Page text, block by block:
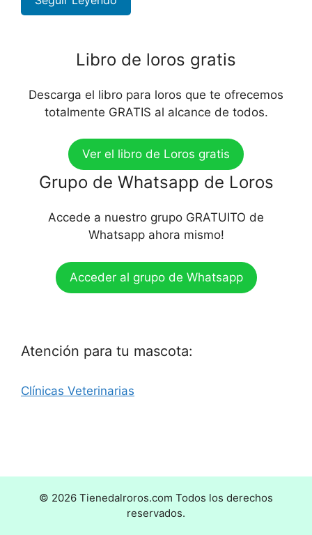
Libro de loros gratis
Descarga el libro para loros que te ofrecemos
totalmente GRATIS al alcance de todos.
Ver el libro de Loros gratis
Grupo de Whatsapp de Loros
Accede a nuestro grupo GRATUITO de
Whatsapp ahora mismo!
Acceder al grupo de Whatsapp
Atención para tu mascota:
Clínicas Veterinarias
© 2026 Tienedalroros.com Todos los derechos
reservados.